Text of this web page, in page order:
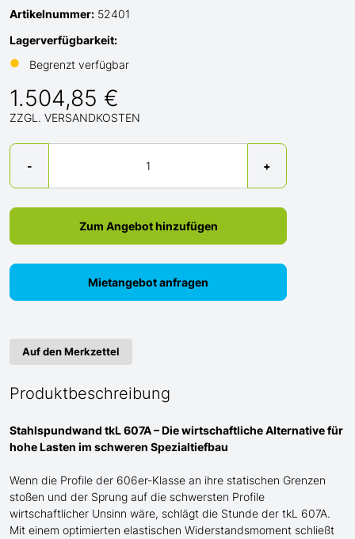
Artikelnummer: 52401
Lagerverfügbarkeit:
●
Begrenzt verfügbar
1.504,85 €
ZZGL. VERSANDKOSTEN
-
Menge
+
Zum Angebot hinzufügen
Mietangebot anfragen
Auf den Merkzettel
Produktbeschreibung
Stahlspundwand tkL 607A – Die wirtschaftliche Alternative für
hohe Lasten im schweren Spezialtiefbau
Wenn die Profile der 606er-Klasse an ihre statischen Grenzen
stoßen und der Sprung auf die schwersten Profile
wirtschaftlicher Unsinn wäre, schlägt die Stunde der tkL 607A.
Mit einem optimierten elastischen Widerstandsmoment schließt